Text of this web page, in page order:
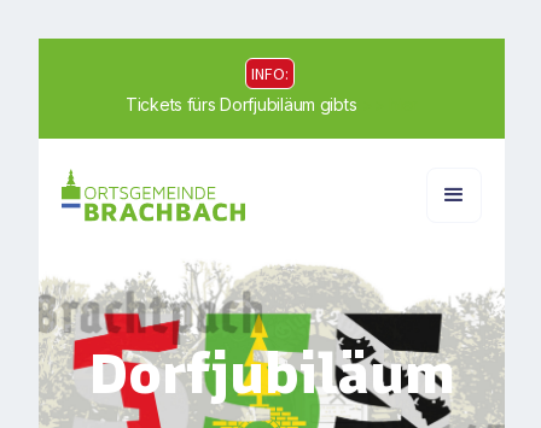
INFO:
Tickets fürs Dorfjubiläum gibts
Dorfjubiläum